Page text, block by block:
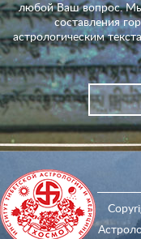
любой Ваш вопрос.
составления
астрологическим